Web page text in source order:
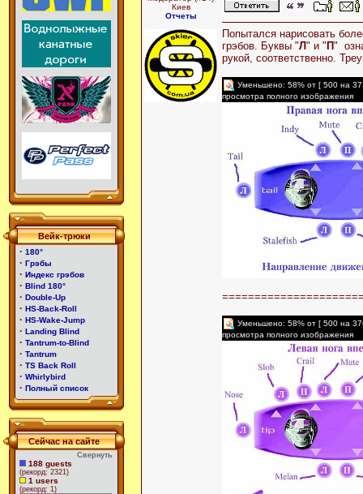
Вейк-трюки
· 180°
· Грэбы
· Индекс грэбов
· Blind 180°
· Double-Up
· HS-Back-Roll
· HS-Wake-Jump
· Landing Blind
· Tantrum-to-Blind
· Tantrum
· TS Back Roll
· Whirlybird
· Полный список
Сейчас на сайте
Свернуть
188 guests
(рекорд: 2321)
1 users
(рекорд: 1)
Киев
Отчеты
Попытался нарисовать
грэбов. Буквы "Л" и " П"
рукой, соответственно.
Уменьшено: 58% от [ 500 на
просмотра полного изображения
Уменьшено: 58% от [ 500 на
просмотра полного изображения